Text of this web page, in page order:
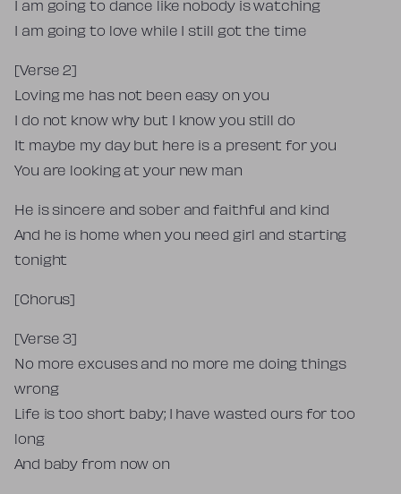
I am going to dance like nobody is watching
I am going to love while I still got the time
[Verse 2]
Loving me has not been easy on you
I do not know why but I know you still do
It maybe my day but here is a present for you
You are looking at your new man
He is sincere and sober and faithful and kind
And he is home when you need girl and starting
tonight
[Chorus]
[Verse 3]
No more excuses and no more me doing things
wrong
Life is too short baby; I have wasted ours for too
long
And baby from now on